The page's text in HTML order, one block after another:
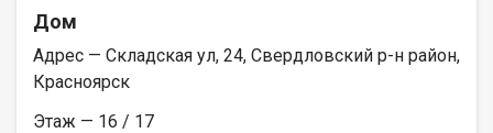
Дом
Адрес — Складская ул, 24, Свердловский р-н район,
Красноярск
Этаж — 16 / 17